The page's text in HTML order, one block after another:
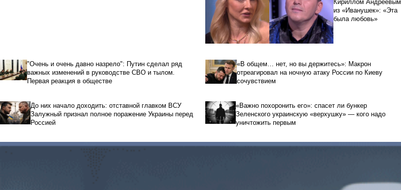
Кириллом Андреевым
из «Иванушек»: «Эта
была любовь»
"Очень и очень давно назрело": Путин сделал ряд
важных изменений в руководстве СВО и тылом.
Первая реакция в обществе
«В общем… нет, но вы держитесь»: Макрон
отреагировал на ночную атаку России по Киеву
сочувствием
До них начало доходить: отставной главком ВСУ
Залужный признал полное поражение Украины перед
Россией
«Важно похоронить его»: спасет ли бункер
Зеленского украинскую «верхушку» — кого надо
уничтожить первым